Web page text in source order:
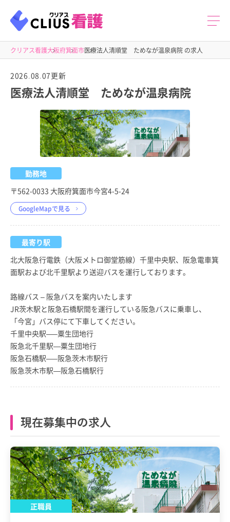
クリアス看護大阪府箕面市医療法人清順堂 ためなが温泉病院 の求人
2026.08.07更新
医療法人清順堂 ためなが温泉病院
勤務地
〒562-0033 大阪府箕面市今宮4-5-24
GoogleMapで見る
最寄り駅
北大阪急行電鉄（大阪メトロ御堂筋線）千里中央駅、阪急電車箕
面駅および北千里駅より送迎バスを運行しております。
路線バス – 阪急バスを案内いたします
JR茨木駅と阪急石橋駅間を運行している阪急バスに乗車し、
「今宮」バス停にて下車してください。
千里中央駅—–粟生団地行
阪急北千里駅—粟生団地行
阪急石橋駅—–阪急茨木市駅行
阪急茨木市駅—阪急石橋駅行
現在募集中の求人
正職員